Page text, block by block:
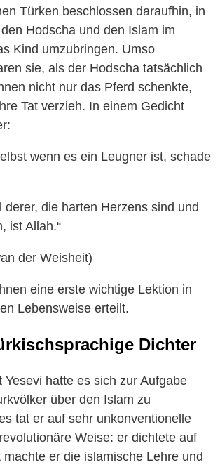
Türken beschlossen daraufhin, in
Hodscha und den Islam im
Kind umzubringen. Umso
sie, als der Hodscha tatsächlich
nicht nur das Pferd schenkte,
Tat verzieh. In einem Gedicht
wenn es ein Leugner ist, schade
derer, die harten Herzens sind und
ist Allah.“
der Weisheit)
eine erste wichtige Lektion in
Lebensweise erteilt.
Dichter
Yesevi hatte es sich zur Aufgabe
über den Islam zu
tat er auf sehr unkonventionelle
Weise: er dichtete auf
er die islamische Lehre und